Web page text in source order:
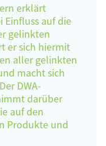
erklärt
Einfluss auf die
gelinkten
er sich hiermit
aller gelinkten
macht sich
DWA-
darüber
auf den
Produkte und